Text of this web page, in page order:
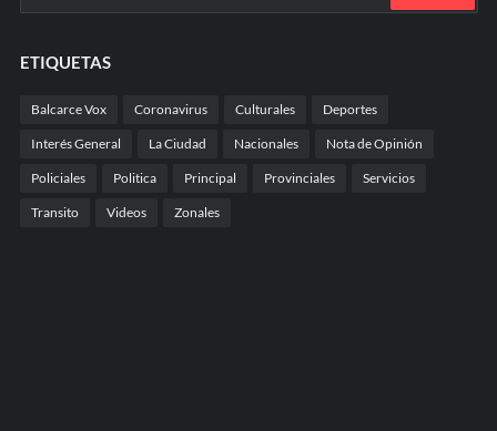
ETIQUETAS
Balcarce Vox Coronavirus Culturales Deportes
Interés General La Ciudad Nacionales Nota de Opinión
Policiales Politica Principal Provinciales Servicios
Transito Videos Zonales